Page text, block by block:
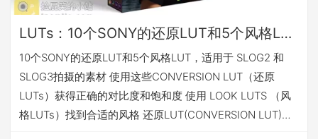
LUTs：10个SONY的还原LUT和5个风格LUT，适用于 SLOG2 和 SLOG3拍摄的素材_CINE LUTS FOR SONY
10个SONY的还原LUT和5个风格LUT，适用于 SLOG2 和
SLOG3拍摄的素材 使用这些CONVERSION LUT（还原
LUTs）获得正确的对比度和饱和度 使用 LOOK LUTS （风
格LUTs）找到合适的风格 还原LUT(CONVERSION LUT)列